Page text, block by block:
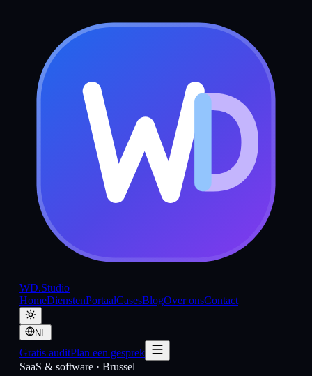
WD.Studio
HomeDienstenPortaalCasesBlogOver onsContact
NL
Gratis auditPlan een gesprek
SaaS & software · Brussel